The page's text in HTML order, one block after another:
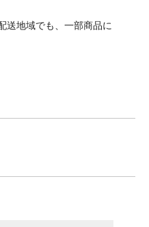
送地域でも、一部商品に